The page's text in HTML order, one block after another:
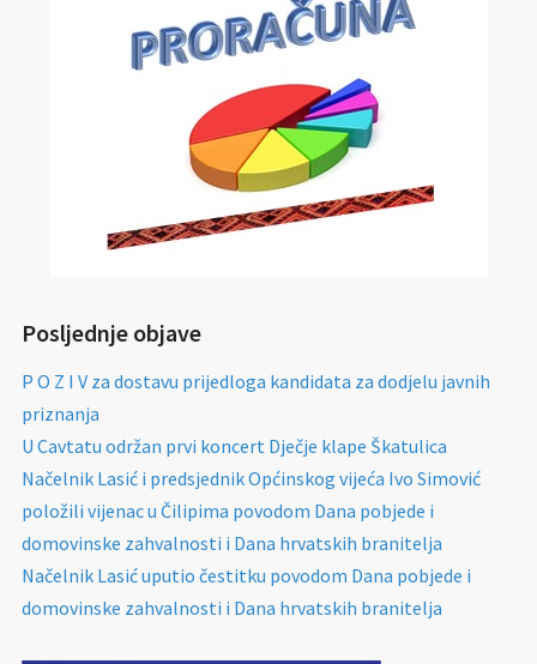
Posljednje objave
P O Z I V za dostavu prijedloga kandidata za dodjelu javnih
priznanja
U Cavtatu održan prvi koncert Dječje klape Škatulica
Načelnik Lasić i predsjednik Općinskog vijeća Ivo Simović
položili vijenac u Čilipima povodom Dana pobjede i
domovinske zahvalnosti i Dana hrvatskih branitelja
Načelnik Lasić uputio čestitku povodom Dana pobjede i
domovinske zahvalnosti i Dana hrvatskih branitelja